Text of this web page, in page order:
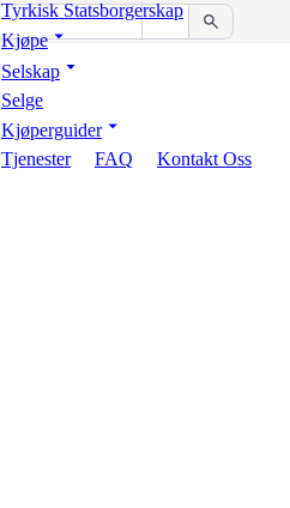
Tyrkisk Statsborgerskap
Kjøpe
Selskap
Selge
Kjøperguider
Tjenester
FAQ Kontakt Oss